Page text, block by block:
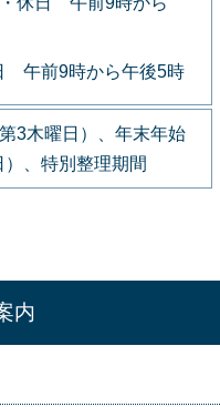
午前9時から午後5時
3木曜日）、年末年始
）、特別整理期間
内